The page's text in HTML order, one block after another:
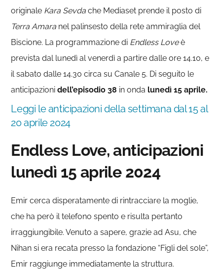
originale Kara Sevda che Mediaset prende il posto di
Terra Amara nel palinsesto della rete ammiraglia del
Biscione. La programmazione di Endless Loveè
prevista dal lunedì al venerdì a partire dalle ore 14.10, e
il sabato dalle 14.30 circa su Canale 5. Di seguito le
anticipazionidell’episodio 38 in onda lunedì 15 aprile.
Leggi le anticipazioni della settimana dal 15 al
20 aprile 2024
Endless Love, anticipazioni
lunedì 15 aprile 2024
Emir cerca disperatamente di rintracciare la moglie,
che ha però il telefono spento e risulta pertanto
irraggiungibile. Venuto a sapere, grazie ad Asu, che
Nihan si era recata presso la fondazione “Figli del sole”,
Emir raggiunge immediatamente la struttura.